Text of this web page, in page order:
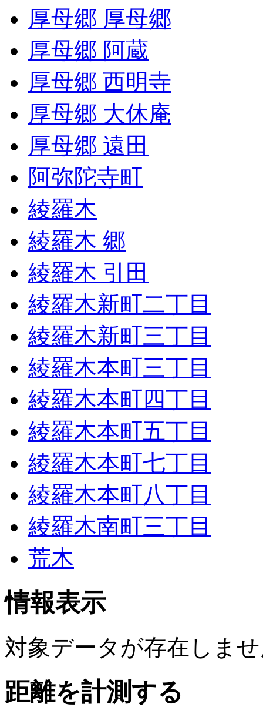
厚母郷 厚母郷
厚母郷 阿蔵
厚母郷 西明寺
厚母郷 大休庵
厚母郷 遠田
阿弥陀寺町
綾羅木
綾羅木 郷
綾羅木 引田
綾羅木新町二丁目
綾羅木新町三丁目
綾羅木本町三丁目
綾羅木本町四丁目
綾羅木本町五丁目
綾羅木本町七丁目
綾羅木本町八丁目
綾羅木南町三丁目
荒木
情報表示
対象データが存在しま
距離を計測する